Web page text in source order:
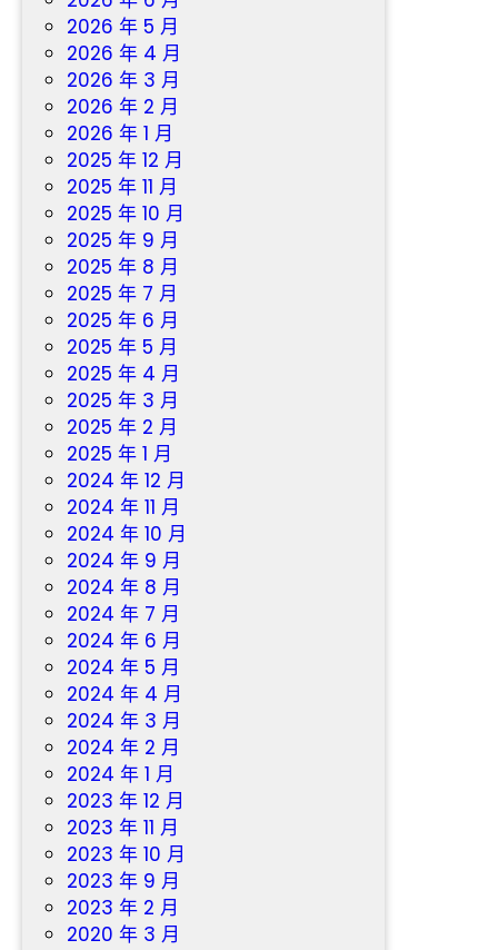
2026 年 5 月
2026 年 4 月
2026 年 3 月
2026 年 2 月
2026 年 1 月
2025 年 12 月
2025 年 11 月
2025 年 10 月
2025 年 9 月
2025 年 8 月
2025 年 7 月
2025 年 6 月
2025 年 5 月
2025 年 4 月
2025 年 3 月
2025 年 2 月
2025 年 1 月
2024 年 12 月
2024 年 11 月
2024 年 10 月
2024 年 9 月
2024 年 8 月
2024 年 7 月
2024 年 6 月
2024 年 5 月
2024 年 4 月
2024 年 3 月
2024 年 2 月
2024 年 1 月
2023 年 12 月
2023 年 11 月
2023 年 10 月
2023 年 9 月
2023 年 2 月
2020 年 3 月